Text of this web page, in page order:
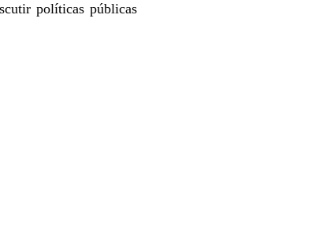
políticas públicas